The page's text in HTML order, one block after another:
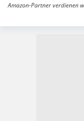
Amazon-Partner verdienen